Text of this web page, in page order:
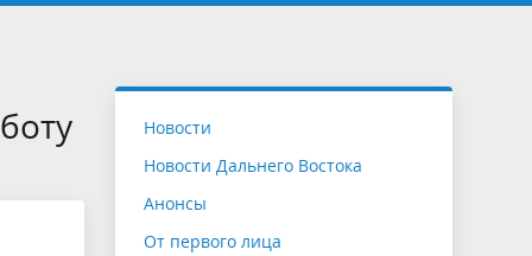
служащих Чукотского автономного
Новости
Новости Дальнего Востока
Анонсы
От первого лица